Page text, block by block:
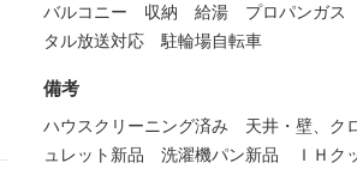
バルコニー 収納 給湯 プロパンガス
タル放送対応 駐輪場自転車
備考
ハウスクリーニング済み 天井・壁、
ュレット新品 洗濯機パン新品 ＩＨク